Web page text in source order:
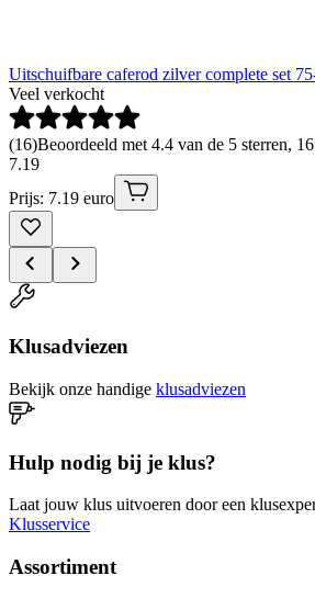
Uitschuifbare caferod zilver complete set
Veel verkocht
(16)Beoordeeld met 4.4 van de 5 sterren,
7.19
Prijs: 7.19 euro
Klusadviezen
Bekijk onze handige klusadviezen
Hulp nodig bij je klus?
Laat jouw klus uitvoeren door een
Klusservice
Assortiment